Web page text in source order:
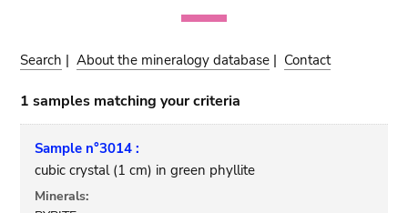
Search |About the mineralogy database | Contact
1 samples matching your criteria
Sample n°3014 :
cubic crystal (1 cm) in green phyllite
Minerals: